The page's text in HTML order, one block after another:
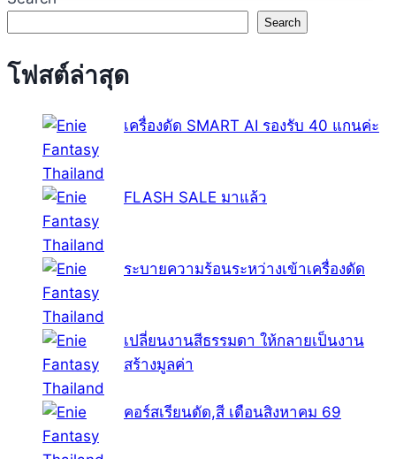
Search
โฟสต์ล่าสุด
เครื่องดัด SMART AI รองรับ 40 แกนค่ะ
FLASH SALE มาแล้ว
ระบายความร้อนระหว่างเข้าเครื่องดัด
เปลี่ยนงานสีธรรมดา ให้กลายเป็นงาน
สร้างมูลค่า
คอร์สเรียนดัด,สี เดือนสิงหาคม 69